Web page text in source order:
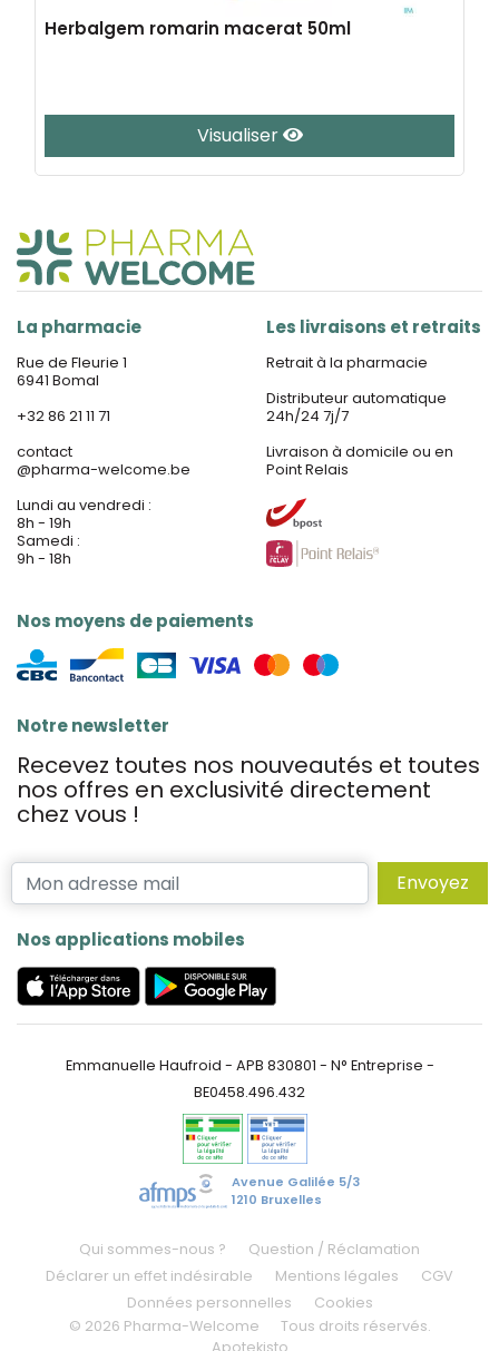
Herbalgem romarin macerat 50ml
Visualiser
La pharmacie
Rue de Fleurie 1
6941 Bomal
+32 86 21 11 71
contact
@pharma-welcome.be
Lundi au vendredi :
8h - 19h
Samedi :
9h - 18h
Nos moyens de paiements
Les livraisons et retraits
Retrait à la pharmacie
Distributeur automatique
24h/24 7j/7
Livraison à domicile ou en
Point Relais
Notre newsletter
Recevez toutes nos nouveautés et toutes
nos offres en exclusivité directement
chez vous !
Envoyez
Nos applications mobiles
Emmanuelle Haufroid - APB 830801 - N° Entreprise -
BE0458.496.432
Avenue Galilée 5/3
1210 Bruxelles
Qui sommes-nous ?
Question / Réclamation
Déclarer un effet indésirable
Mentions légales
CGV
Données personnelles
Cookies
© 2026 Pharma-Welcome
Tous droits réservés.
Apotekisto